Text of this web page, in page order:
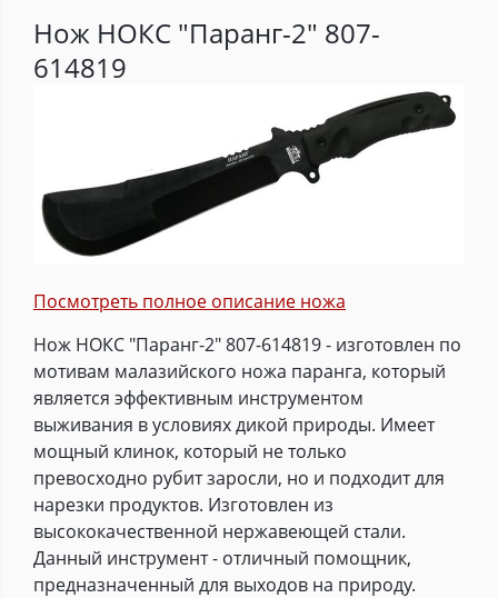
Нож НОКС "Паранг-2" 807-
614819
Посмотреть полное описание ножа
Нож НОКС "Паранг-2" 807-614819 - изготовлен по
мотивам малазийского ножа паранга, который
является эффективным инструментом
выживания в условиях дикой природы. Имеет
мощный клинок, который не только
превосходно рубит заросли, но и подходит для
нарезки продуктов. Изготовлен из
высококачественной нержавеющей стали.
Данный инструмент - отличный помощник,
предназначенный для выходов на природу.